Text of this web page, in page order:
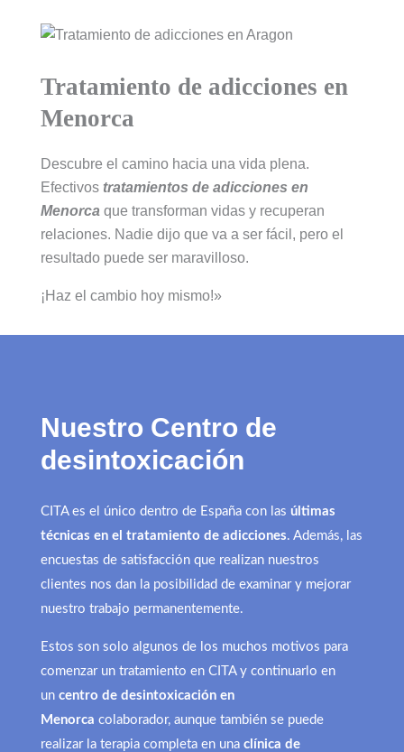
Tratamiento de adicciones en
Menorca
Descubre el camino hacia una vida plena.
Efectivos tratamientos de adicciones en
Menorca que transforman vidas y recuperan
relaciones. Nadie dijo que va a ser fácil, pero el
resultado puede ser maravilloso.
¡Haz el cambio hoy mismo!»
Nuestro Centro de
desintoxicación
CITA es el único dentro de España con las últimas
técnicas en el tratamiento de adicciones. Además, las
encuestas de satisfacción que realizan nuestros
clientes nos dan la posibilidad de examinar y mejorar
nuestro trabajo permanentemente.
Estos son solo algunos de los muchos motivos para
comenzar un tratamiento en CITA y continuarlo en
un centro de desintoxicación en
Menorca colaborador, aunque también se puede
realizar la terapia completa en una clínica de